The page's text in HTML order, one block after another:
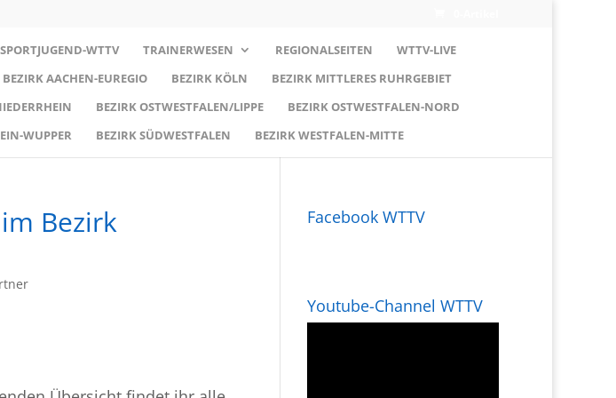
SPORTJUGEND-WTTV TRAINERWESEN REGIONALSEITEN
WTTV-LIVE
BEZIRK AACHEN-EUREGIO BEZIRK KÖLN
BEZIRK MITTLERES RUHRGEBIET
BEZIRK OSTWESTFALEN/LIPPE
BEZIRK OSTWESTFALEN-NORD
WUPPER BEZIRK SÜDWESTFALEN BEZIRK WESTFALEN-MITTE
Bezirk Facebook WTTV
Youtube-Channel WTTV